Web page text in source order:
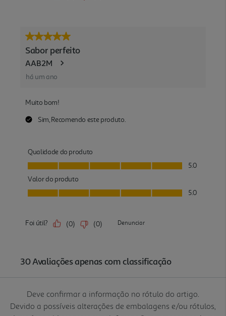
Deve confirmar a informação no rótulo do artigo.
Devido a possíveis alterações de embalagens e/ou rótulos,